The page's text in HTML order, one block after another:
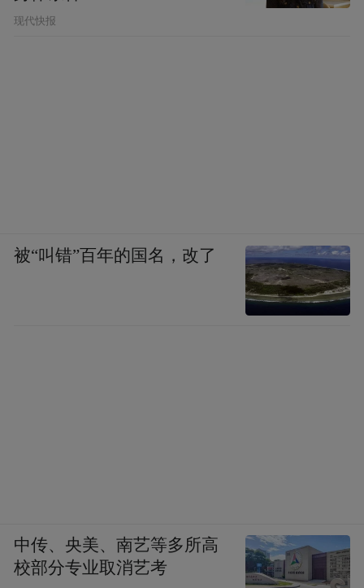
现代快报
被“叫错”百年的国名，改了
中传、央美、南艺等多所高
校部分专业取消艺考